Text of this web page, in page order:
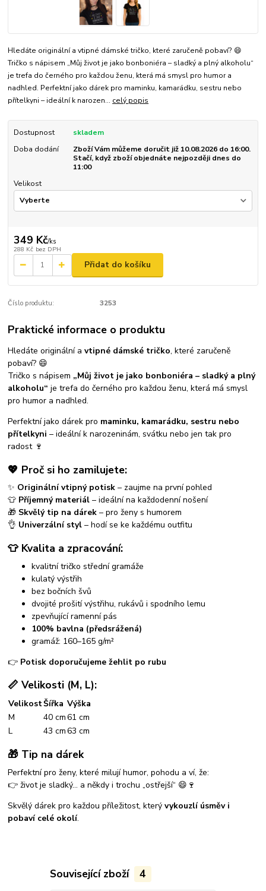
Hledáte originální a vtipné dámské tričko, které zaručeně pobaví? 😄
Tričko s nápisem „Můj život je jako bonboniéra – sladký a plný alkoholu“
je trefa do černého pro každou ženu, která má smysl pro humor a
nadhled. Perfektní jako dárek pro maminku, kamarádku, sestru nebo
přítelkyni – ideální k narozen... celý popis
Dostupnost
skladem
Doba dodání
Zboží Vám můžeme doručit již 10.08.2026 do 16:00.
Stačí, když zboží objednáte nejpozději dnes do
11:00
Velikost
349 Kč/ks
288 Kč bez DPH
Přidat do košíku
Číslo produktu: 3253
Praktické informace o produktu
Hledáte originální avtipné dámské tričko, které zaručeně
pobaví? 😄
Tričko s nápisem „Můj život je jako bonboniéra – sladký a plný
alkoholu“ je trefa do černého pro každou ženu, která má smysl
pro humor a nadhled.
Perfektní jako dárek pro maminku, kamarádku, sestru nebo
přítelkyni – ideální k narozeninám, svátku nebo jen tak pro
radost 🍷
💖 Proč si ho zamilujete:
✨ Originální vtipný potisk – zaujme na první pohled
👕 Příjemný materiál – ideální na každodenní nošení
🎁 Skvělý tip na dárek – pro ženy s humorem
👌 Univerzální styl – hodí se ke každému outfitu
👕 Kvalita a zpracování:
kvalitní tričko střední gramáže
kulatý výstřih
bez bočních švů
dvojité prošití výstřihu, rukávů i spodního lemu
zpevňující ramenní pás
100% bavlna (předsrážená)
gramáž: 160–165 g/m²
👉 Potisk doporučujeme žehlit po rubu
📏 Velikosti (M, L):
VelikostŠířka Výška
M
40 cm61 cm
L
43 cm63 cm
🎁 Tip na dárek
Perfektní pro ženy, které milují humor, pohodu a ví, že:
👉 život je sladký… a někdy i trochu „ostřejší“ 😄🍷
Skvělý dárek pro každou příležitost, kterývykouzlí úsměv i
pobaví celé okolí.
Související zboží 4